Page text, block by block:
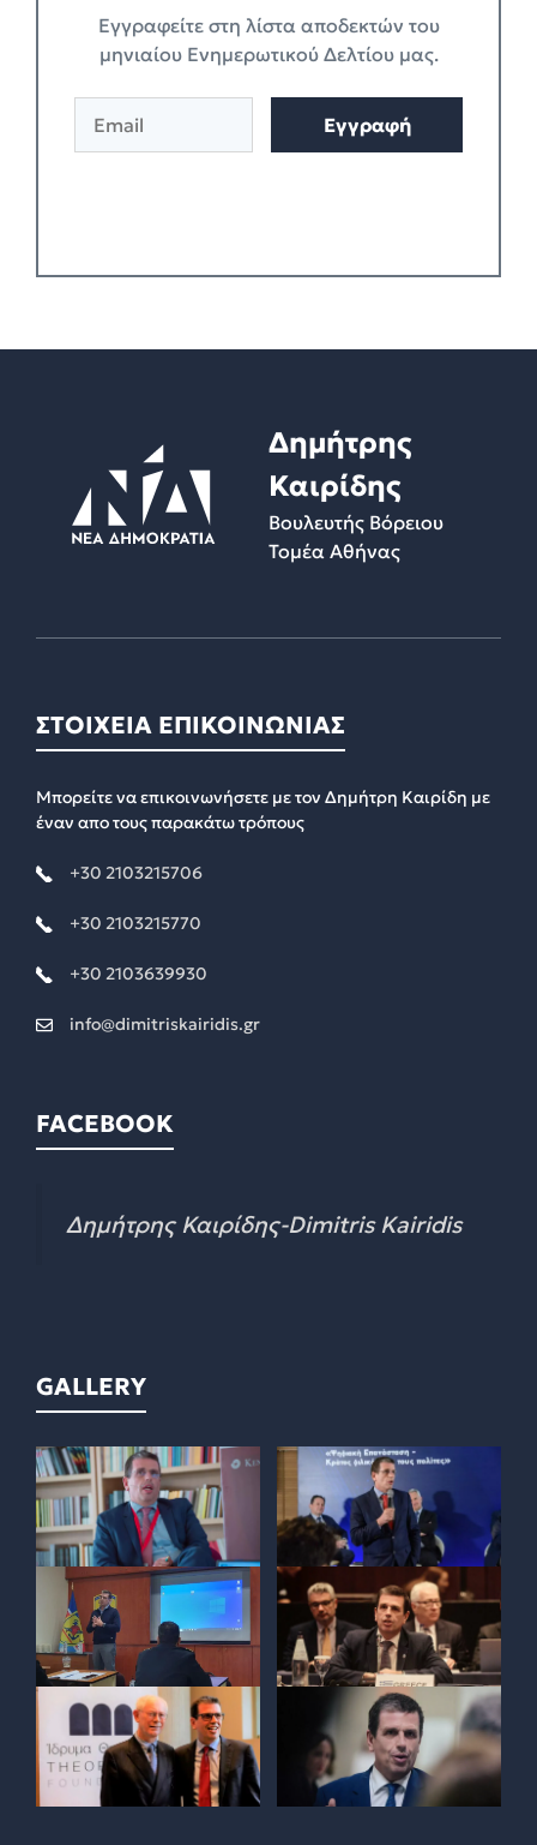
Eγγραφείτε στη λίστα αποδεκτών του
μηνιαίου Ενημερωτικού Δελτίου μας.
Εγγραφή
Δημήτρης
Καιρίδης
Βουλευτής Βόρειου
Τομέα Αθήνας
ΣΤΟΙΧΕΙΑ ΕΠΙΚΟΙΝΩΝΙΑΣ
Μπορείτε να επικοινωνήσετε με τον Δημήτρη Καιρίδη με
έναν απο τους παρακάτω τρόπους
+30 2103215706
+30 2103215770
+30 2103639930
info@dimitriskairidis.gr
FACEBOOK
Δημήτρης Καιρίδης-Dimitris Kairidis
GALLERY